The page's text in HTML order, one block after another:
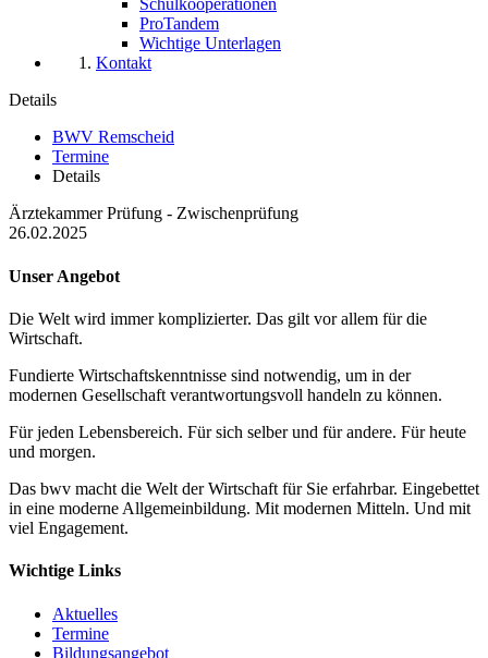
Schulkooperationen
ProTandem
Wichtige Unterlagen
Kontakt
Details
BWV Remscheid
Termine
Details
Ärztekammer Prüfung - Zwischenprüfung
26.02.2025
Unser Angebot
Die Welt wird immer komplizierter. Das gilt vor allem für die
Wirtschaft.
Fundierte Wirtschaftskenntnisse sind notwendig, um in der
modernen Gesellschaft verantwortungsvoll handeln zu können.
Für jeden Lebensbereich. Für sich selber und für andere. Für heute
und morgen.
Das bwv macht die Welt der Wirtschaft für Sie erfahrbar. Eingebettet
in eine moderne Allgemeinbildung. Mit modernen Mitteln. Und mit
viel Engagement.
Wichtige Links
Aktuelles
Termine
Bildungsangebot